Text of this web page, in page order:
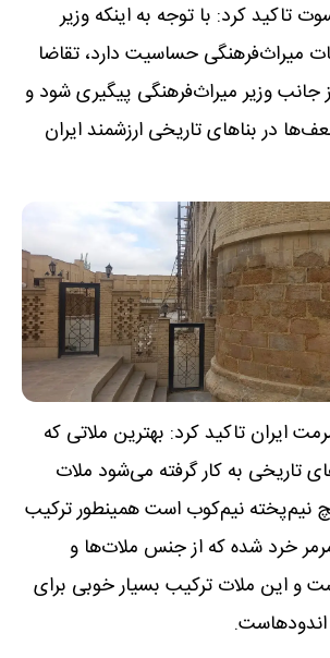
تاکید کرد: با توجه به اینکه وزیر
میراث‌فرهنگی حساسیت دارد، تقاضا
جانب وزیر میراث‌فرهنگی پیگیری شود و
در بناهای تاریخی ارزشمند ایران
ایران تاکید کرد: بهترین ملاتی که
تاریخی به کار گرفته می‌شود ملات
نیم‌پخته نیم‌کوب است همینطور ترکیب
خرد شده که از جنس ملات‌ها و
این ملات ترکیب بسیار خوبی برای